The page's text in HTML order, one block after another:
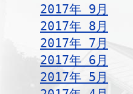
2017年 9月
2017年 8月
2017年 7月
2017年 6月
2017年 5月